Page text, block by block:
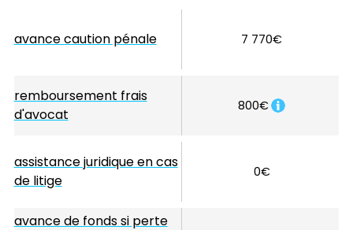
avance caution pénale 7 770€
remboursement frais
d'avocat
800€
assistance juridique en cas
de litige
0€
avance de fonds si perte